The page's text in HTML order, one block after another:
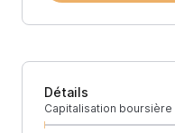
Détails
Capitalisation boursière